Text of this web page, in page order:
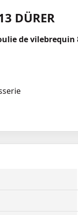
DÜRER
de vilebrequin